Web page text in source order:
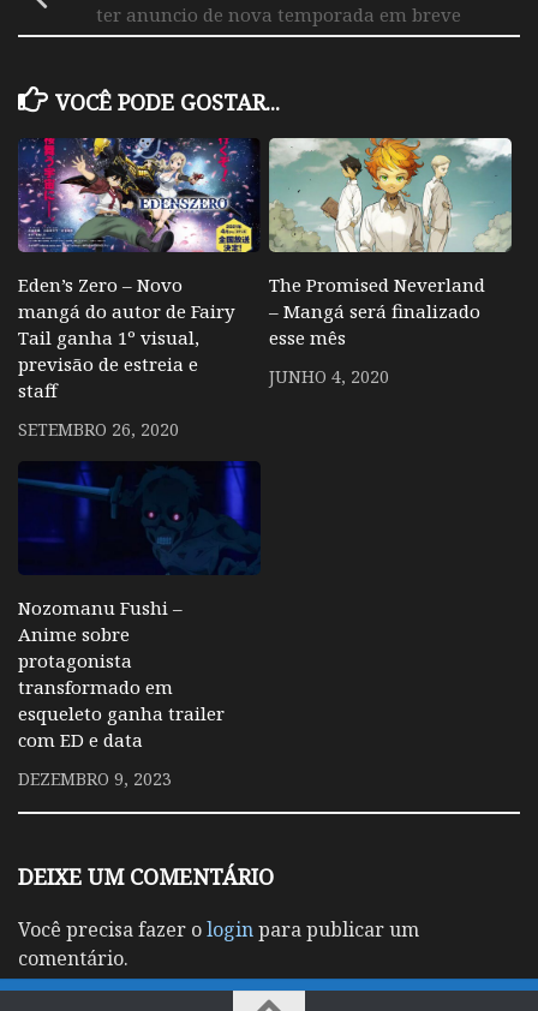
ter anuncio de nova temporada em breve
VOCÊ PODE GOSTAR...
Eden’s Zero – Novo
mangá do autor de Fairy
Tail ganha 1º visual,
previsão de estreia e
staff
SETEMBRO 26, 2020
The Promised Neverland
– Mangá será finalizado
esse mês
JUNHO 4, 2020
Nozomanu Fushi –
Anime sobre
protagonista
transformado em
esqueleto ganha trailer
com ED e data
DEZEMBRO 9, 2023
DEIXE UM COMENTÁRIO
Você precisa fazer ologinpara publicar um
comentário.